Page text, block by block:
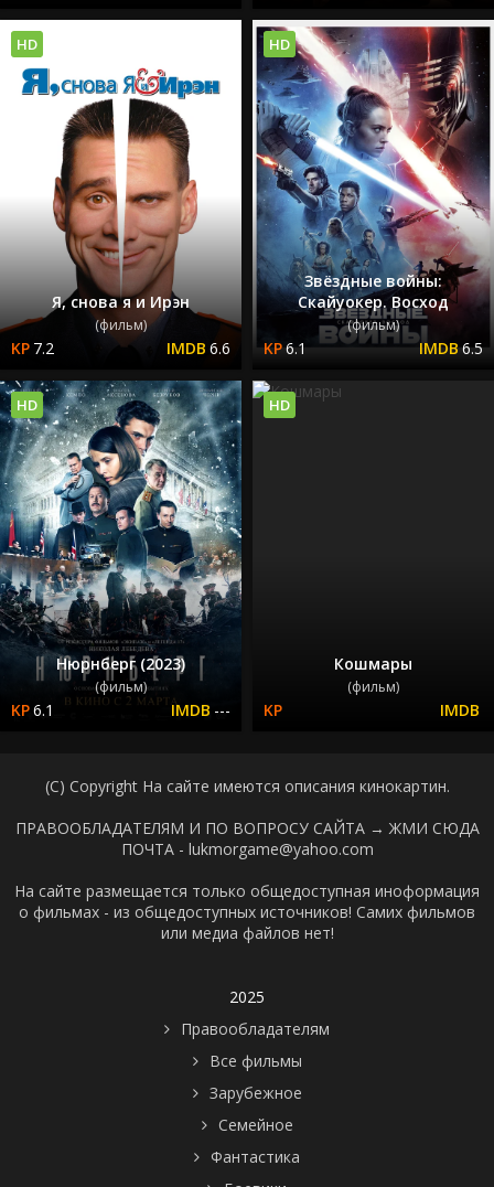
Я, снова я и Ирэн
(фильм)
7.2 6.6
HD
Звёздные войны:
Скайуокер. Восход
(фильм)
6.1 6.5
HD
Нюрнберг (2023)
(фильм)
6.1 ---
HD
Кошмары
(фильм)
HD
(C) Copyright На сайте имеются описания кинокартин.
ПРАВООБЛАДАТЕЛЯМ И ПО ВОПРОСУ САЙТА → ЖМИ СЮДА
ПОЧТА - lukmorgame@yahoo.com
На сайте размещается только общедоступная иноформация
о фильмах - из общедоступных источников! Самих фильмов
или медиа файлов нет!
2025
Правообладателям
Все фильмы
Зарубежное
Семейное
Фантастика